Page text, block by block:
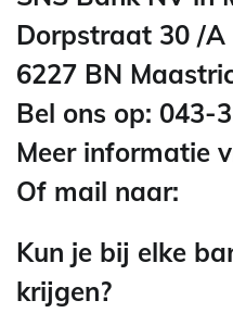
Dorpstraat 30 /A
6227 BN
Bel ons op: 043-
Meer informatie
Of mail naar:
Kun je bij elke
krijgen?